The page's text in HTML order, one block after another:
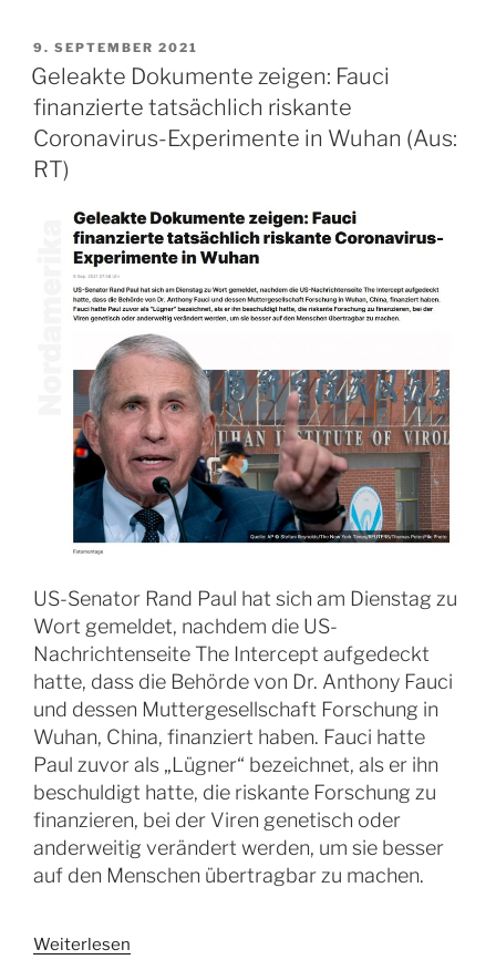
VERÖFFENTLICHT
AM
9. SEPTEMBER 2021
Geleakte Dokumente zeigen: Fauci
finanzierte tatsächlich riskante
Coronavirus-Experimente in Wuhan (Aus:
RT)
US-Senator Rand Paul hat sich am Dienstag zu
Wort gemeldet, nachdem die US-
Nachrichtenseite The Intercept aufgedeckt
hatte, dass die Behörde von Dr. Anthony Fauci
und dessen Muttergesellschaft Forschung in
Wuhan, China, finanziert haben. Fauci hatte
Paul zuvor als „Lügner“ bezeichnet, als er ihn
beschuldigt hatte, die riskante Forschung zu
finanzieren, bei der Viren genetisch oder
anderweitig verändert werden, um sie besser
auf den Menschen übertragbar zu machen.
Weiterlesen